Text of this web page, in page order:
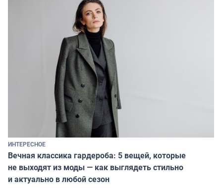
ИНТЕРЕСНОЕ
Вечная классика гардероба: 5 вещей, которые
не выходят из моды — как выглядеть стильно
и актуально в любой сезон